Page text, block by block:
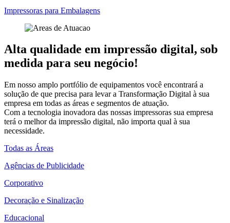
Impressoras para Embalagens
Alta qualidade em impressão digital, sob
medida para seu negócio!
Em nosso amplo portfólio de equipamentos você encontrará a
solução de que precisa para levar a Transformação Digital à sua
empresa em todas as áreas e segmentos de atuação.
Com a tecnologia inovadora das nossas impressoras sua empresa
terá o melhor da impressão digital, não importa qual à sua
necessidade.
Todas as Áreas
Agências de Publicidade
Corporativo
Decoração e Sinalização
Educacional